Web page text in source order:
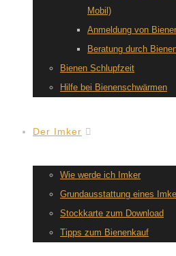
Mobil)
Anmeldung von
Beratung durch
Bienen Schlupfzeit
Hilfe bei Bienenschwärmen
Der Imker
Wie werde ich Imker
Grundausstattung eines
Stockkarte zum Download
Tipps zum Bienenkauf